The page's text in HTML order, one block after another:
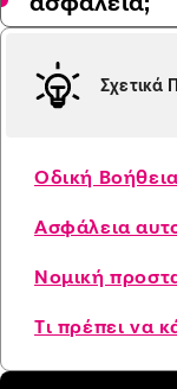
Σχετικά
Οδική
Ασφάλεια
Νομική
Τι πρέπει να